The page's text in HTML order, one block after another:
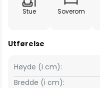
Stue Soverom
Utførelse
Bredde (i cm):
Høyde (i cm):